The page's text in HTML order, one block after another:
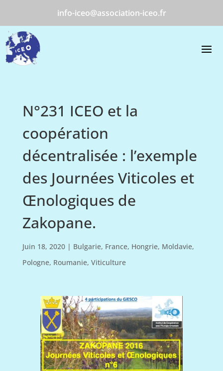
info-iceo@association-iceo.fr
N°231 ICEO et la
coopération
décentralisée : l’exemple
des Journées Viticoles et
Œnologiques de
Zakopane.
Juin 18, 2020| Bulgarie, France, Hongrie, Moldavie,
Pologne, Roumanie, Viticulture